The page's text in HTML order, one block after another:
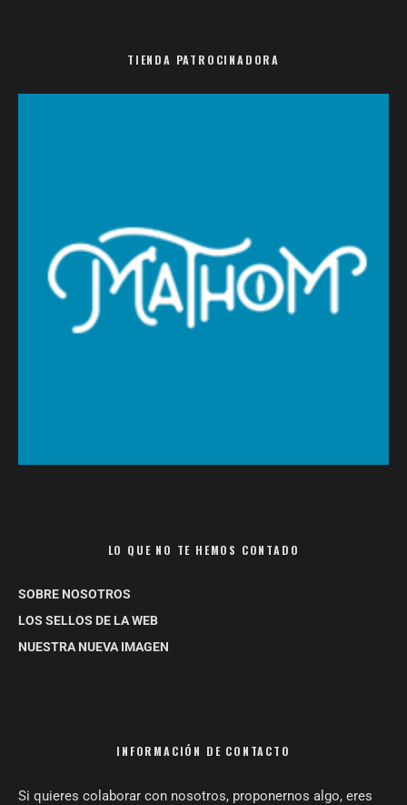
TIENDA PATROCINADORA
LO QUE NO TE HEMOS CONTADO
SOBRE NOSOTROS
LOS SELLOS DE LA WEB
NUESTRA NUEVA IMAGEN
INFORMACIÓN DE CONTACTO
Si quieres colaborar con nosotros, proponernos algo, eres